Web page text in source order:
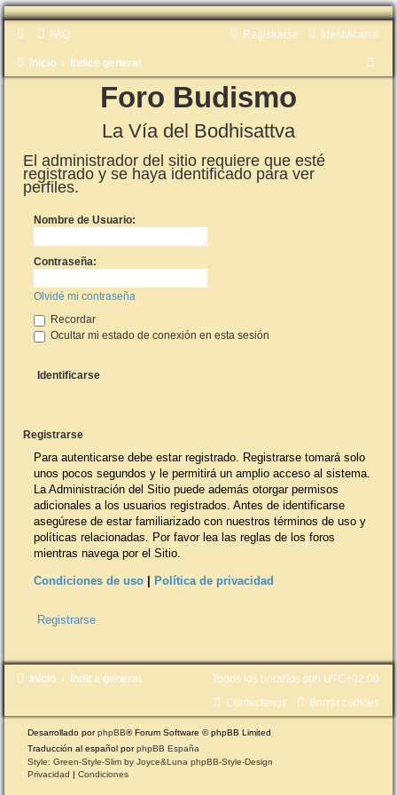
FAQ Identificarse
Registrarse
Inicio Índice general
Foro Budismo
La Vía del Bodhisattva
El administrador del sitio requiere que esté
registrado y se haya identificado para ver
perfiles.
Nombre de Usuario:
Contraseña:
Olvidé mi contraseña
Recordar
Ocultar mi estado de conexión en esta sesión
Registrarse
Para autenticarse debe estar registrado. Registrarse tomará solo
unos pocos segundos y le permitirá un amplio acceso al sistema.
La Administración del Sitio puede además otorgar permisos
adicionales a los usuarios registrados. Antes de identificarse
asegúrese de estar familiarizado con nuestros términos de uso y
políticas relacionadas. Por favor lea las reglas de los foros
mientras navega por el Sitio.
Condiciones de uso Política de privacidad
Registrarse
Inicio Índice general Todos los horarios son UTC+02:00
Borrar cookies
Contáctenos
Desarrollado porphpBB® Forum Software © phpBB Limited
Traducción al español porphpBB España
Style: Green-Style-Slim by Joyce&Luna phpBB-Style-Design
Privacidad
Condiciones